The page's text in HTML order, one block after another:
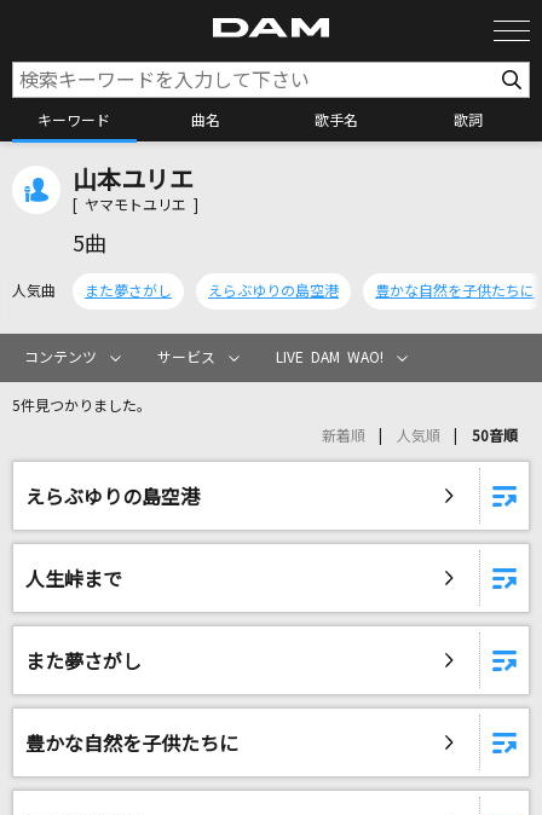
キーワード 曲名 歌手名 歌詞
カラオケリクエスト
リアルタイムで歌われている曲の一覧
[生音]インフェルノ
Mrs. GREEN APPLE
CLAN QUEEN
ひたむきシンデレラ！
山本ユリエ
[ ヤマモトユリエ ]
5曲
人気曲 また夢さがし えらぶゆりの島空港 豊かな自然を子供たちに
コンテンツ サービス LIVE DAM WAO!
5件見つかりました。
新着順 人気順 50音順
えらぶゆりの島空港
人生峠まで
また夢さがし
豊かな自然を子供たちに